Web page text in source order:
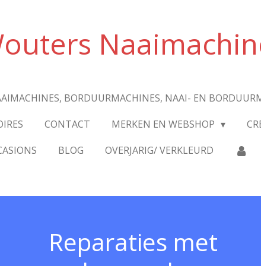
BORDUURMACHINES, NAAI- EN
CONTACT MERKEN EN WEBSHOP
BLOG OVERJARIG/ VERKLEURD
Reparaties met